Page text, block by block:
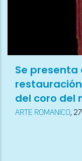
Se presenta
del coro del
ARTE ROMANICO,